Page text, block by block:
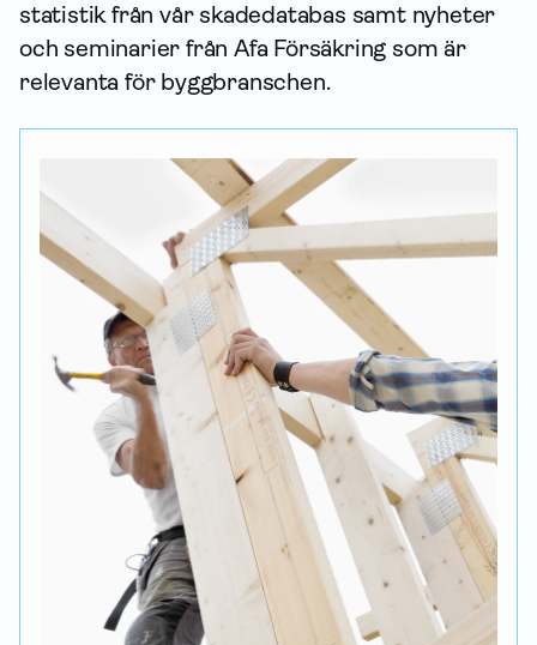
statistik från vår skadedatabas samt nyheter
och seminarier från Afa För­säkring som är
relevanta för byggbranschen.